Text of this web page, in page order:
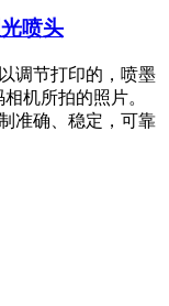
喷头
调节打印的，喷墨
机所拍的照片。
准确、稳定，可靠